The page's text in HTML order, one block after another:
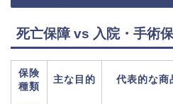
死亡保障 vs 入院・手術
保険
種類
主な目的 代表的な商